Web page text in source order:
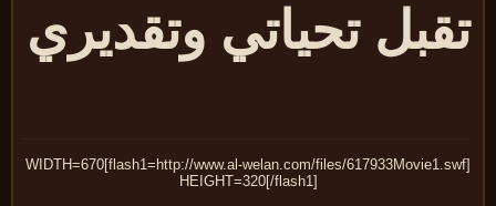
تحياتي وتقديري
[flash1=http://www.al-welan.com/files/617933Movie1.swf]WIDTH=670
HEIGHT=320[/flash1]